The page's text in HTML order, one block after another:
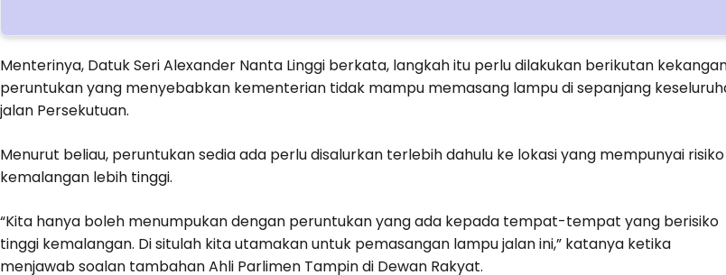
Menterinya, Datuk Seri Alexander Nanta Linggi berkata, langkah itu perlu dilakukan berikutan
peruntukan yang menyebabkan kementerian tidak mampu memasang lampu di sepanjang
jalan Persekutuan.
Menurut beliau, peruntukan sedia ada perlu disalurkan terlebih dahulu ke lokasi yang mempunyai risiko
kemalangan lebih tinggi.
“Kita hanya boleh menumpukan dengan peruntukan yang ada kepada tempat-tempat yang berisiko
tinggi kemalangan. Di situlah kita utamakan untuk pemasangan lampu jalan ini,” katanya ketika
menjawab soalan tambahan Ahli Parlimen Tampin di Dewan Rakyat.